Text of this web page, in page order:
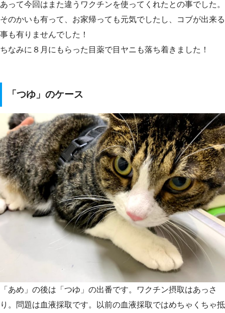
あって今回はまた違うワクチンを使ってくれたとの事でした。
そのかいも有って、お家帰っても元気でしたし、コブが出来る
事も有りませんでした！
ちなみに８月にもらった目薬で目ヤニも落ち着きました！
「つゆ」のケース
「あめ」の後は「つゆ」の出番です。ワクチン摂取はあっさ
り。問題は血液採取です。以前の血液採取ではめちゃくちゃ抵